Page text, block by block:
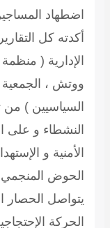
اضطهاد
أكدته كل
الإدارية (
ووتش ، الجمعية
السياسيين )
النشطاء و على
الأمنية و
الحوض
يتواصل الحصار
الحركة